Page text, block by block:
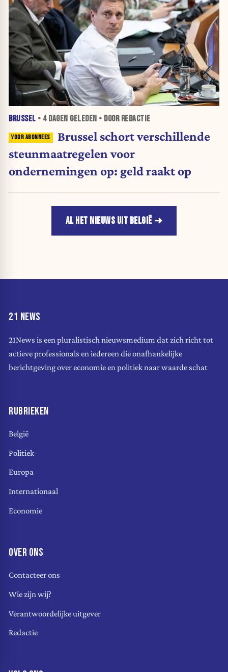
BRUSSEL • 4 DAGEN GELEDEN • DOOR REDACTIE
Brussel schort verschillende
steunmaatregelen voor
ondernemingen op: geld raakt op
AL HET NIEUWS UIT BELGIË
21 NEWS
21News is een pluralistisch nieuwsmedium dat zich richt tot
actieve professionals en iedereen die onafhankelijke
berichtgeving over economie en politiek naar waarde schat
RUBRIEKEN
België
Politiek
Europa
Internationaal
Economie
OVER ONS
Contacteer ons
Wie zijn wij?
Verantwoordelijke uitgever
Redactie